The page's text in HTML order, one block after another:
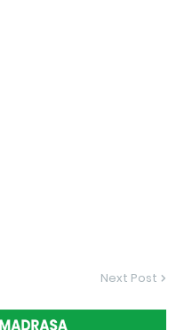
Next Post